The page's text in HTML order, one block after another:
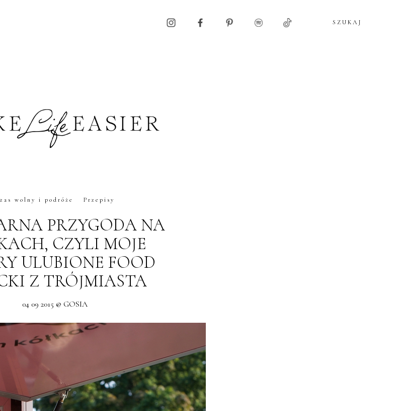
wolny i podróże Przepisy
PRZYGODA NA
CZYLI MOJE
ULUBIONE FOOD
Z TRÓJMIASTA
04 09 2015 @ GOSIA